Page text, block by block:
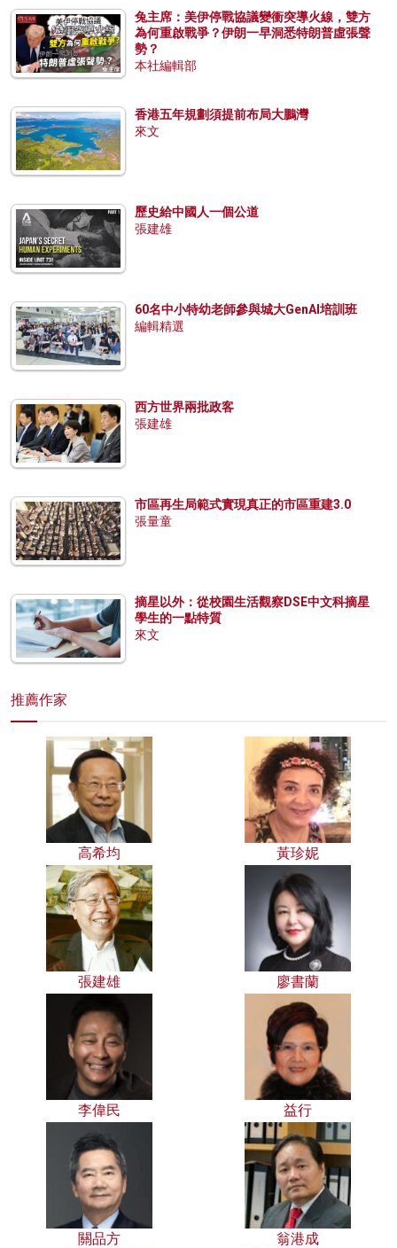
兔主席：美伊停戰協議變衝突導火線，雙方
為何重啟戰爭？伊朗一早洞悉特朗普虛張聲
勢？
本社編輯部
香港五年規劃須提前布局大鵬灣
來文
歷史給中國人一個公道
張建雄
60名中小特幼老師參與城大GenAI培訓班
編輯精選
西方世界兩批政客
張建雄
市區再生局範式實現真正的市區重建3.0
張量童
摘星以外：從校園生活觀察DSE中文科摘星
學生的一點特質
來文
推薦作家
高希均 黃珍妮
張建雄 廖書蘭
李偉民 益行
關品方 翁港成